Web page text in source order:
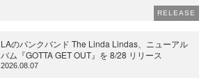
RELEASE
LAのパンクバンド The Linda Lindas、ニューアル
バム『GOTTA GET OUT』を 8/28 リリース
2026.08.07